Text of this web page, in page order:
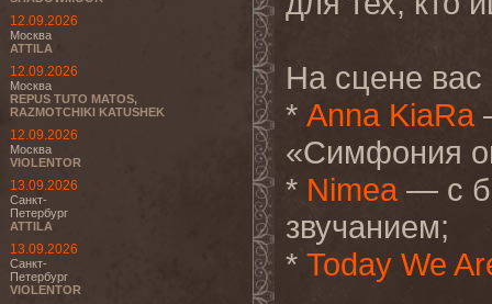
12.09.2026
Москва
ATTILA
12.09.2026
Москва
REPUS TUTO MATOS,
RAZMOTCHIKI KATUSHEK
12.09.2026
Москва
VIOLENTOR
13.09.2026
Санкт-
Петербург
ATTILA
13.09.2026
Санкт-
Петербург
VIOLENTOR
На сцене вас
* Anna KiaRa
«Симфония
* Nimea — с
звучанием;
* Today We